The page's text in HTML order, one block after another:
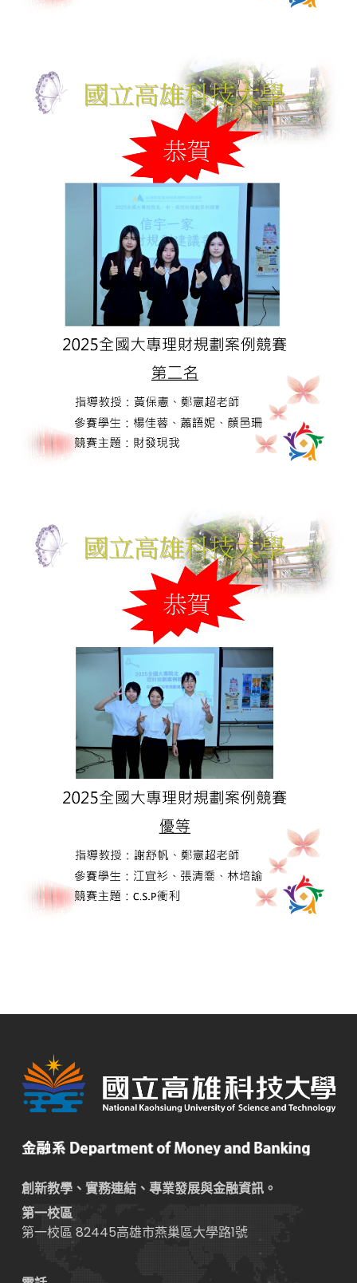
創新教學、實務連結、專業發展與金融資訊。
第一校區
第一校區 82445高雄市燕巢區大學路1號